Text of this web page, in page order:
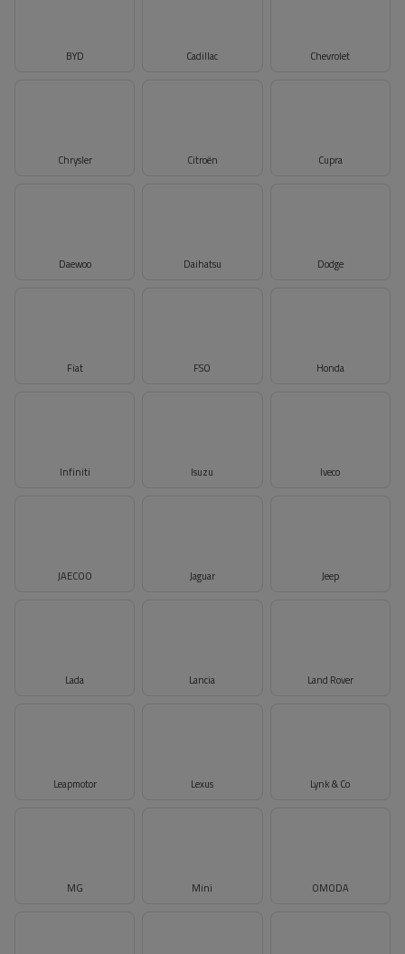
BYD Cadillac Chevrolet
Chrysler Citroën Cupra
Daewoo Daihatsu Dodge
Fiat FSO Honda
Infiniti Isuzu Iveco
JAECOO Jaguar Jeep
Lada Lancia Land Rover
Leapmotor Lexus Lynk & Co
MG Mini OMODA